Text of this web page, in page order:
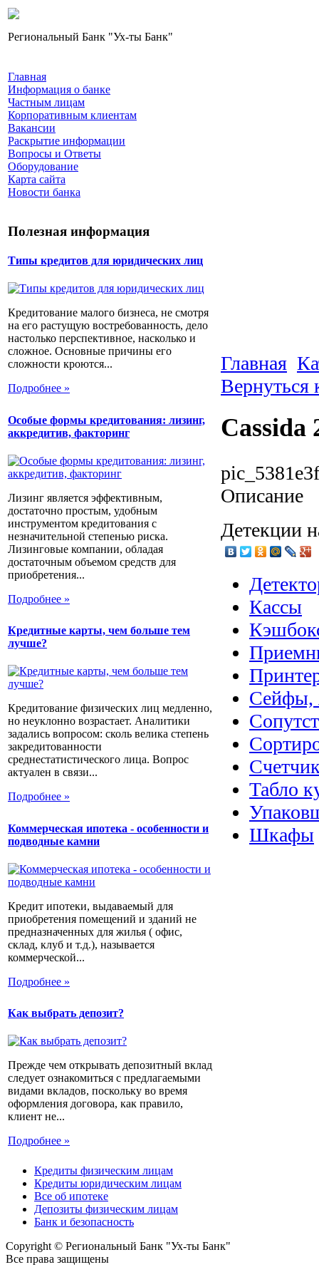
Региональный Банк "Ух-ты Банк"
Главная
Информация о банке
Частным лицам
Корпоративным клиентам
Вакансии
Раскрытие информации
Вопросы и Ответы
Оборудование
Карта сайта
Новости банка
Полезная информация
Типы кредитов для юридических лиц
Кредитование малого бизнеса, не смотря
на его растущую востребованность, дело
настолько перспективное, насколько и
сложное. Основные причины его
сложности кроются...
Подробнее »
Особые формы кредитования: лизинг,
аккредитив, факторинг
Лизинг является эффективным,
достаточно простым, удобным
инструментом кредитования с
незначительной степенью риска.
Лизинговые компании, обладая
достаточным объемом средств для
приобретения...
Подробнее »
Кредитные карты, чем больше тем
лучше?
Кредитование физических лиц медленно,
но неуклонно возрастает. Аналитики
задались вопросом: сколь велика степень
закредитованности
среднестатистического лица. Вопрос
актуален в связи...
Подробнее »
Коммерческая ипотека - особенности и
подводные камни
Кредит ипотеки, выдаваемый для
приобретения помещений и зданий не
предназначенных для жилья ( офис,
склад, клуб и т.д.), называется
коммерческой...
Подробнее »
Как выбрать депозит?
Прежде чем открывать депозитный вклад
следует ознакомиться с предлагаемыми
видами вкладов, поскольку во время
оформления договора, как правило,
клиент не...
Подробнее »
Главная
Вернуться
Cassida
Описание
Детекции
Кассы
Сейфы,
Табло
Шкафы
Кредиты физическим лицам
Кредиты юридическим лицам
Все об ипотеке
Депозиты физическим лицам
Банк и безопасность
Copyright © Региональный Банк "Ух-ты Банк"
Все права защищены